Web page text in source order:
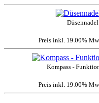
Preis inkl. 19.00%
Kompass -
Preis inkl. 19.00%